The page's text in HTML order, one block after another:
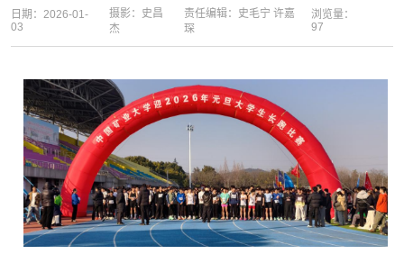
日期：2026-01-
03
摄影：史昌
杰
责任编辑：史毛宁 许嘉
琛
浏览量：
97